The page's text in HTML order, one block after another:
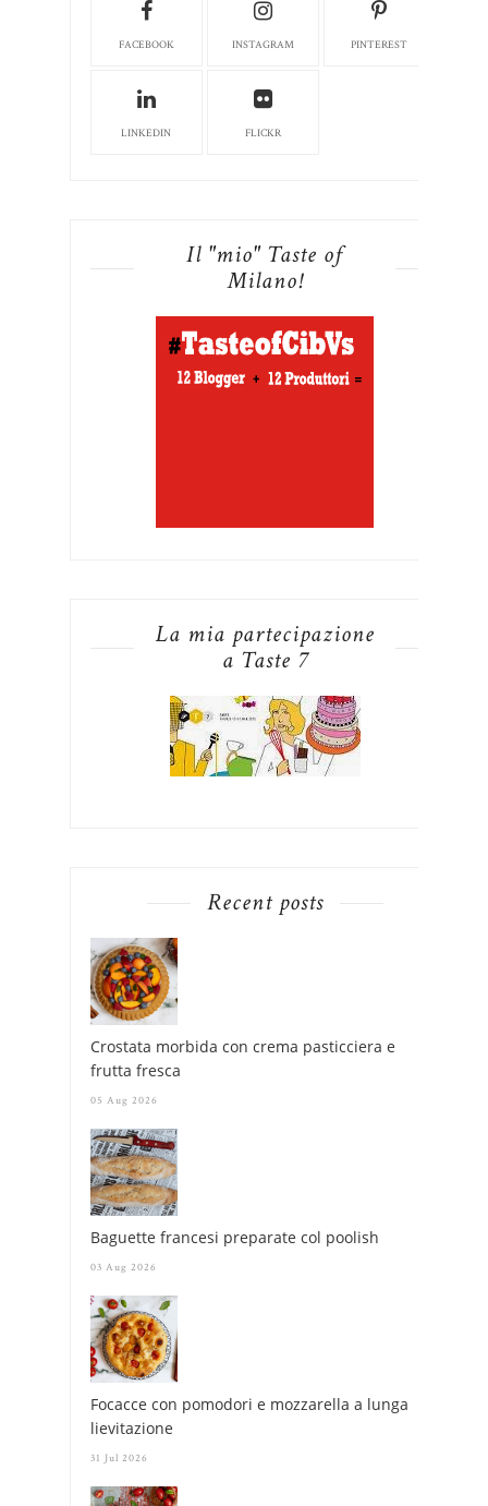
FACEBOOK INSTAGRAM PINTEREST
LINKEDIN FLICKR
Il "mio" Taste of
Milano!
La mia partecipazione
a Taste 7
Recent posts
Crostata morbida con crema pasticciera e
frutta fresca
05 Aug 2026
Baguette francesi preparate col poolish
03 Aug 2026
Focacce con pomodori e mozzarella a lunga
lievitazione
31 Jul 2026